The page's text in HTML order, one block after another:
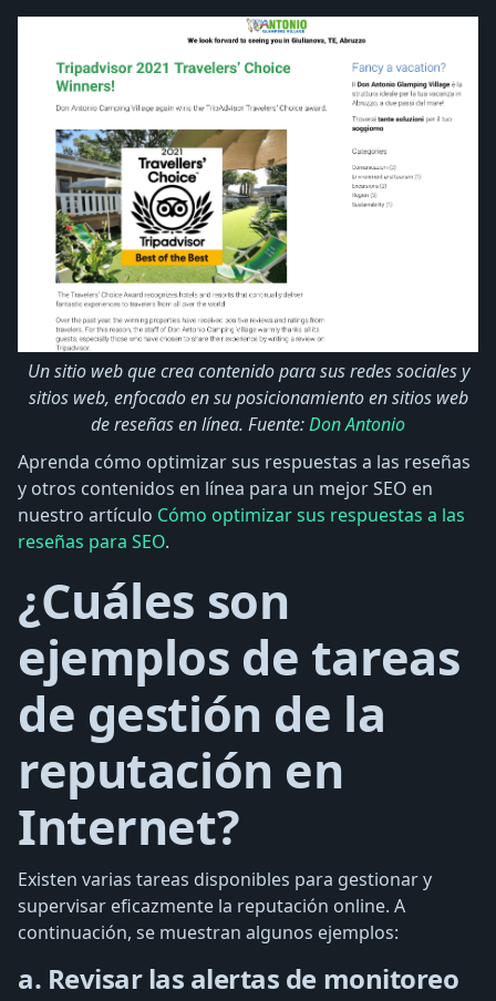
Un sitio web que crea contenido para sus redes sociales y
sitios web, enfocado en su posicionamiento en sitios web
de reseñas en línea. Fuente:Don Antonio
Aprenda cómo optimizar sus respuestas a las reseñas
y otros contenidos en línea para un mejor SEO en
nuestro artículo Cómo optimizar sus respuestas a las
reseñas para SEO.
¿Cuáles son
ejemplos de tareas
de gestión de la
reputación en
Internet?
Existen varias tareas disponibles para gestionar y
supervisar eficazmente la reputación online. A
continuación, se muestran algunos ejemplos:
a. Revisar las alertas de monitoreo